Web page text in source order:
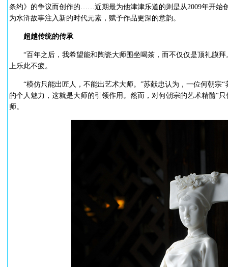
条约》的争议而创作的……近期最为他津津乐道的则是从2009年开始
为水浒故事注入新的时代元素，赋予作品更深的意韵。
超越传统的传承
“百年之后，我希望能和陶瓷大师围坐喝茶，而不仅仅是顶礼膜拜
上乐此不疲。
“模仿只能出匠人，不能出艺术大师。”苏献忠认为，一位何朝宗“
的个人魅力，这就是大师的引领作用。然而，对何朝宗的艺术精髓“
师。